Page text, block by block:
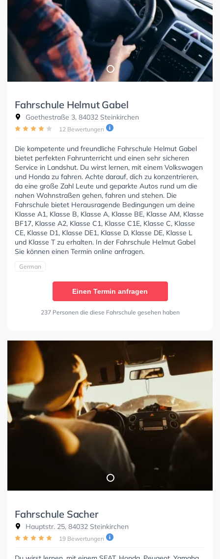
Fahrschule Helmut Gabel
Goethestraße 3, 84032 Steinkirchen
12 Bewertungen
Die kompetente und freundliche Fahrschule Helmut Gabel
bietet perfekten Fahrunterricht und einen sehr sicheren
Service in Landshut. Du wirst lernen, mit einem Volkswagen
und Honda zu fahren. Achte darauf, dich zu konzentrieren,
da eine große Zahl Leute und geparkte Autos rund um die
nahen Wohnstraßen gehen, fahren und stehen. Die
Fahrschule bietet Herausragende Bedingungen um deine
Klasse A1, Klasse B, Klasse A, Klasse BE, Klasse AM, Klasse
BF17, Klasse A2, Klasse C1, Klasse C1E, Klasse C, Klasse
CE, Klasse D1, Klasse DE1, Klasse D, Klasse DE, Klasse L
und Klasse T zu erhalten. In der Fahrschule Helmut Gabel
Sie können einen Termin online anfragen.
German
Einen Termin anfragen
237 Personen die diese Fahrschule gesehen haben
Fahrschule Sacher
Hauptstr. 25, 84032 Steinkirchen
19 Bewertungen